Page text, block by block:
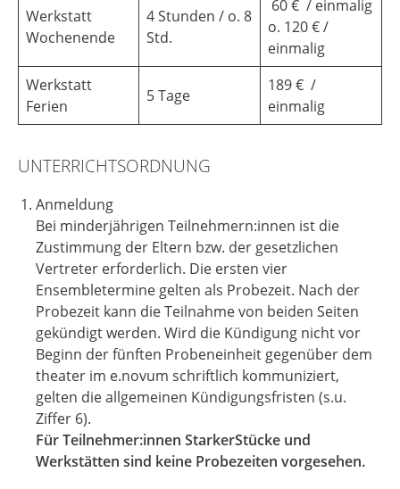
Werkstatt
Wochenende
4 Stunden / o. 8
Std.
60 € / einmalig
o. 120 € /
einmalig
Werkstatt
Ferien
5 Tage
189 € /
einmalig
UNTERRICHTSORDNUNG
Anmeldung
Bei minderjährigen Teilnehmern:innen ist die
Zustimmung der Eltern bzw. der gesetzlichen
Vertreter erforderlich. Die ersten vier
Ensembletermine gelten als Probezeit. Nach der
Probezeit kann die Teilnahme von beiden Seiten
gekündigt werden. Wird die Kündigung nicht vor
Beginn der fünften Probeneinheit gegenüber dem
theater im e.novum schriftlich kommuniziert,
gelten die allgemeinen Kündigungsfristen (s.u.
Ziffer 6).
Für Teilnehmer:innen StarkerStücke und
Werkstätten sind keine Probezeiten vorgesehen.